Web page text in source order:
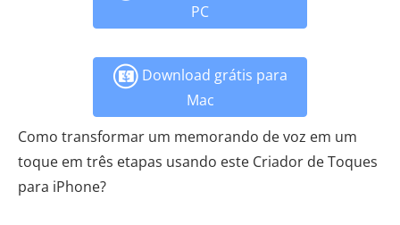
PC
Download grátis para
Mac
Como transformar um memorando de voz em um
toque em três etapas usando este Criador de Toques
para iPhone?